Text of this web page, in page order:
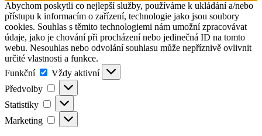
Abychom poskytli co nejlepší služby, používáme k ukládání a/nebo
přístupu k informacím o zařízení, technologie jako jsou soubory
cookies. Souhlas s těmito technologiemi nám umožní zpracovávat
údaje, jako je chování při procházení nebo jedinečná ID na tomto
webu. Nesouhlas nebo odvolání souhlasu může nepříznivě ovlivnit
určité vlastnosti a funkce.
Funkční
Funkční
Vždy aktivní
Předvolby
Předvolby
Statistiky Statistiky
Marketing Marketing